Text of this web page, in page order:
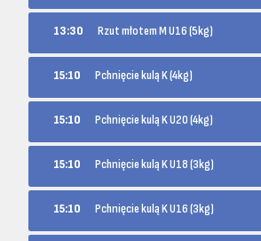
13:30 Rzut młotem M U16 (5kg)
15:10 Pchnięcie kulą K (4kg)
15:10 Pchnięcie kulą K U20 (4kg)
15:10 Pchnięcie kulą K U18 (3kg)
15:10 Pchnięcie kulą K U16 (3kg)